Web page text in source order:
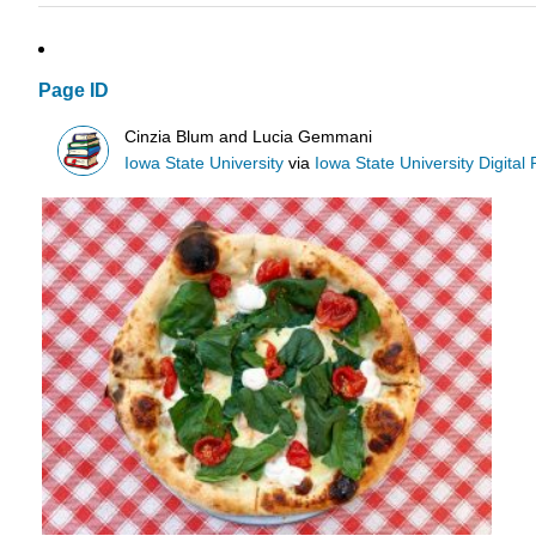
Page ID
Cinzia Blum and Lucia Gemmani
Iowa State University via Iowa State University Digital